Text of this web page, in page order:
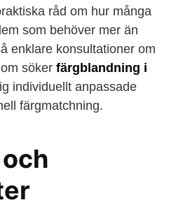
råd om hur många
som behöver mer än
enklare konsultationer om
söker färgblandning i
individuellt anpassade
färgmatchning.